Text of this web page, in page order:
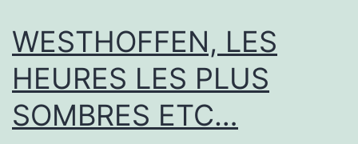
WESTHOFFEN, LES
HEURES LES PLUS
SOMBRES ETC…